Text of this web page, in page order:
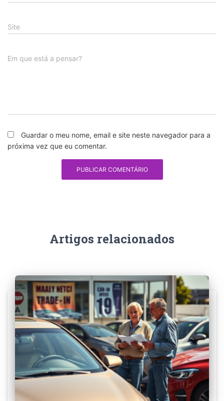
Site
Em que está a pensar?
Guardar o meu nome, email e site neste navegador para a
próxima vez que eu comentar.
Artigos relacionados